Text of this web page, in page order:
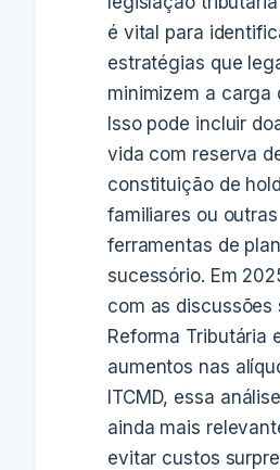
é vital para
estratégias que
minimizem a carga
Isso pode incluir
vida com reserva
constituição de
familiares ou outras
ferramentas de
sucessório. Em
com as discussões
Reforma Tributária
aumentos nas
ITCMD, essa
ainda mais
evitar custos